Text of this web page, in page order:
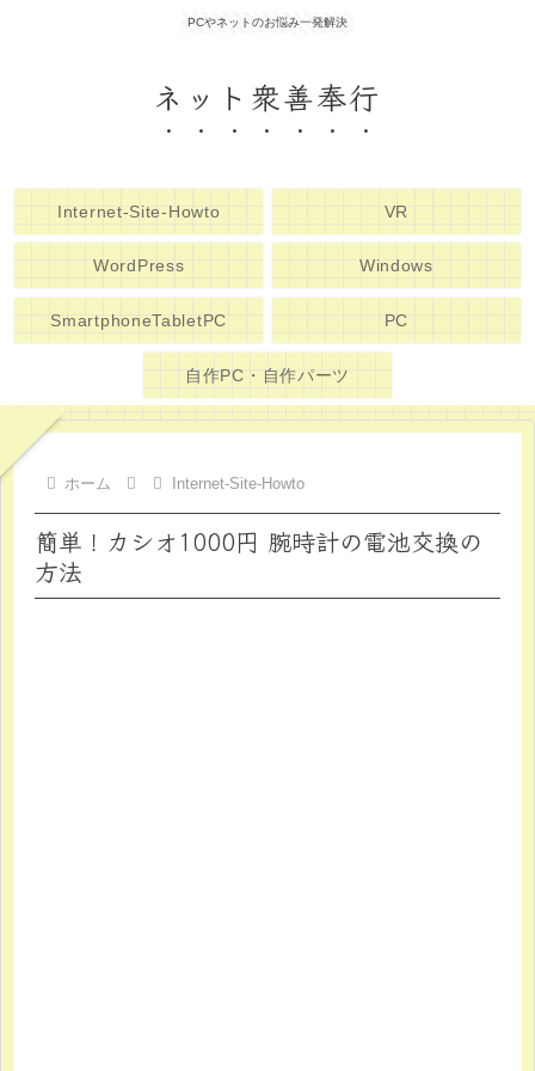
PCやネットのお悩み一発解決
ネット衆善奉行
Internet-Site-Howto VR
WordPress Windows
SmartphoneTabletPC PC
自作PC・自作パーツ
ホーム Internet-Site-Howto
簡単！カシオ1000円 腕時計の電池交換の
方法